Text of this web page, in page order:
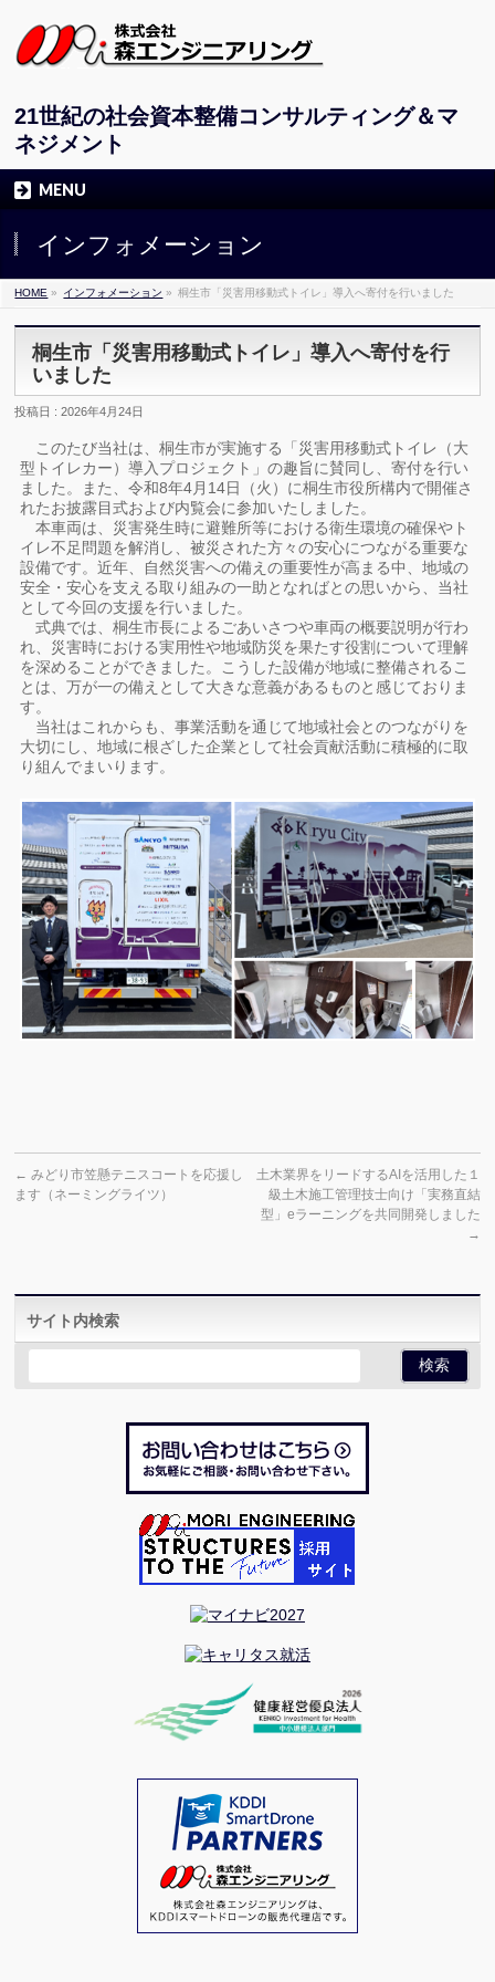
21世紀の社会資本整備コンサルティング＆マ
ネジメント
MENU
インフォメーション
HOME » インフォメーション » 桐生市「災害用移動式トイレ」導入へ寄付を行いました
桐生市「災害用移動式トイレ」導入へ寄付を行
いました
投稿日 : 2026年4月24日
このたび当社は、桐生市が実施する「災害用移動式トイレ（大
型トイレカー）導入プロジェクト」の趣旨に賛同し、寄付を行い
ました。また、令和8年4月14日（火）に桐生市役所構内で開催さ
れたお披露目式および内覧会に参加いたしました。
本車両は、災害発生時に避難所等における衛生環境の確保やト
イレ不足問題を解消し、被災された方々の安心につながる重要な
設備です。近年、自然災害への備えの重要性が高まる中、地域の
安全・安心を支える取り組みの一助となればとの思いから、当社
として今回の支援を行いました。
式典では、桐生市長によるごあいさつや車両の概要説明が行わ
れ、災害時における実用性や地域防災を果たす役割について理解
を深めることができました。こうした設備が地域に整備されるこ
とは、万が一の備えとして大きな意義があるものと感じておりま
す。
当社はこれからも、事業活動を通じて地域社会とのつながりを
大切にし、地域に根ざした企業として社会貢献活動に積極的に取
り組んでまいります。
← みどり市笠懸テニスコートを応援し
ます（ネーミングライツ）
土木業界をリードするAIを活用した１
級土木施工管理技士向け「実務直結
型」eラーニングを共同開発しました
→
サイト内検索